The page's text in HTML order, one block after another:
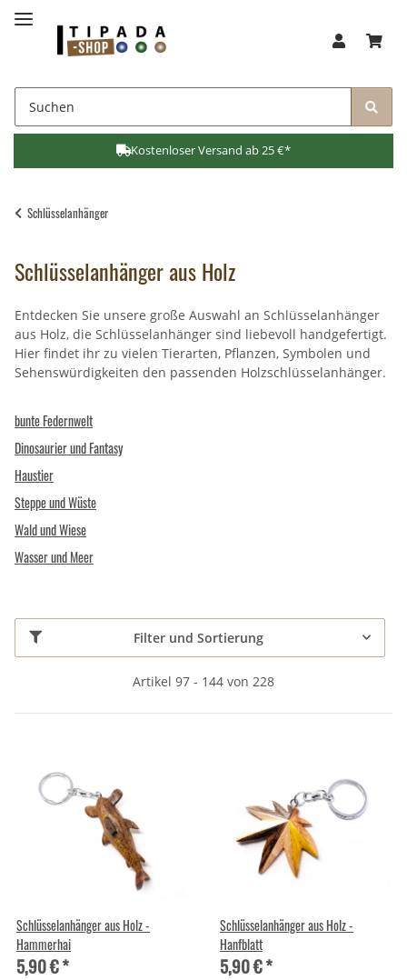
Kostenloser Versand ab 25 €*
Schlüsselanhänger
Schlüsselanhänger aus Holz
Entdecken Sie unsere große Auswahl an Schlüsselanhänger
aus Holz, die Schlüsselanhänger sind liebevoll handgefertigt.
Hier findet ihr zu vielen Tierarten, Pflanzen, Symbolen und
Sehenswürdigkeiten den passenden Holzschlüsselanhänger.
bunte Federnwelt
Dinosaurier und Fantasy
Haustier
Steppe und Wüste
Wald und Wiese
Wasser und Meer
Filter und Sortierung
Artikel 97 - 144 von 228
Schlüsselanhänger aus Holz -
Hammerhai
5,90 €*
Schlüsselanhänger aus Holz -
Hanfblatt
5,90 €*